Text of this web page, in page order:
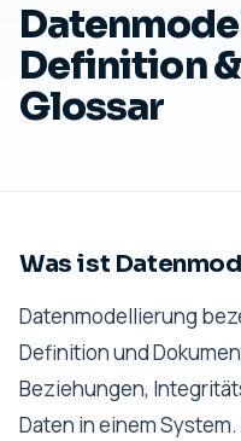
Definition
Glossar
Was ist
Datenmodellierung
Definition und
Beziehungen,
Daten in einem